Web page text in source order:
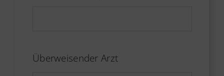
Überweisender Arzt